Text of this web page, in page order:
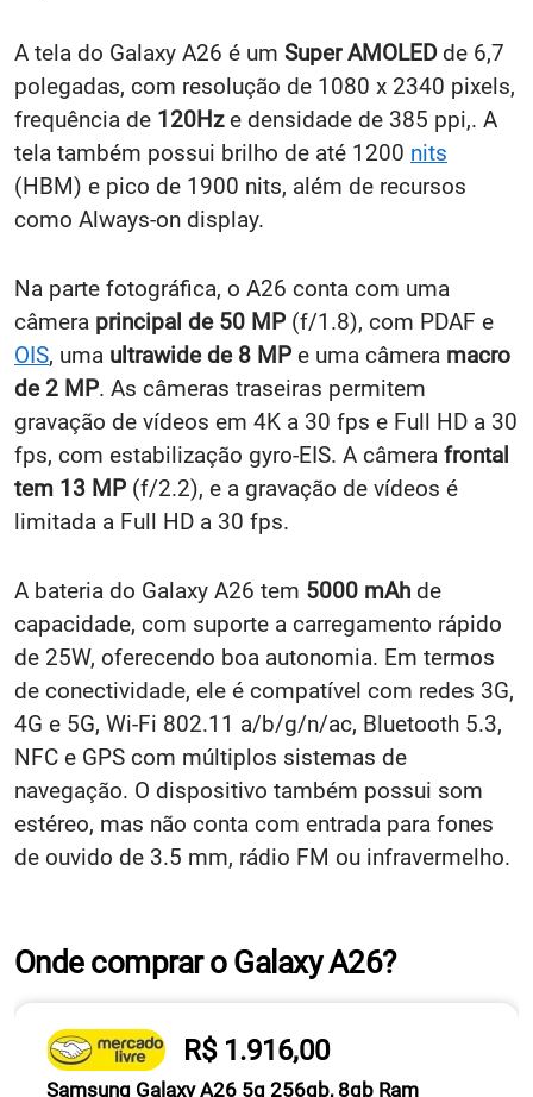
A tela do Galaxy A26 é um Super AMOLEDde 6,7
polegadas, com resolução de 1080 x 2340 pixels,
frequência de 120Hze densidade de 385 ppi,. A
tela também possui brilho de até 1200 nits
(HBM) e pico de 1900 nits, além de recursos
como Always-on display.
Na parte fotográfica, o A26 conta com uma
câmera principal de 50 MP (f/1.8), com PDAF e
OIS, uma ultrawide de 8 MP e uma câmera macro
de 2 MP. As câmeras traseiras permitem
gravação de vídeos em 4K a 30 fps e Full HD a 30
fps, com estabilização gyro-EIS. A câmera frontal
tem 13 MP (f/2.2), e a gravação de vídeos é
limitada a Full HD a 30 fps.
A bateria do Galaxy A26 tem 5000 mAh de
capacidade, com suporte a carregamento rápido
de 25W, oferecendo boa autonomia. Em termos
de conectividade, ele é compatível com redes 3G,
4G e 5G, Wi-Fi 802.11 a/b/g/n/ac, Bluetooth 5.3,
NFC e GPS com múltiplos sistemas de
navegação. O dispositivo também possui som
estéreo, mas não conta com entrada para fones
de ouvido de 3.5 mm, rádio FM ou infravermelho.
Onde comprar o Galaxy A26?
R$ 1.916,00
Samsung Galaxy A26 5g 256gb, 8gb Ram